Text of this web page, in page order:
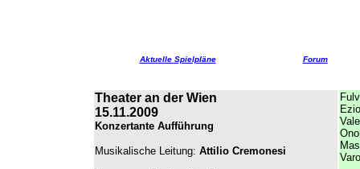
Aktuelle Spielpläne Forum
Theater an der Wien
15.11.2009
Konzertante Aufführung
Musikalische Leitung: Attilio Cremonesi